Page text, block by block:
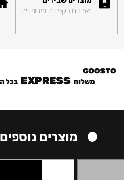
נארזים בקפידה ומרופדים
מוצרים נוספים